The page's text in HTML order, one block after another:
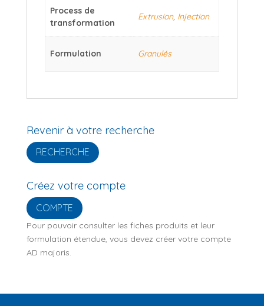
Process de
transformation
Extrusion, Injection
Formulation Granulés
Revenir à votre recherche
RECHERCHE
Créez votre compte
COMPTE
Pour pouvoir consulter les fiches produits et leur
formulation étendue, vous devez créer votre compte
AD majoris.